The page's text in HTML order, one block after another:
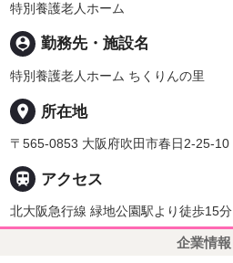
特別養護老人ホーム
person_pin 勤務先・施設名
特別養護老人ホーム ちくりんの里
place 所在地
〒565-0853 大阪府吹田市春日2-25-10
 アクセス
北大阪急行線 緑地公園駅より徒歩15分
企業情報